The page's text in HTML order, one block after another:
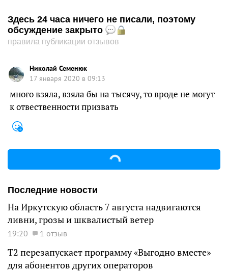
Здесь 24 часа ничего не писали, поэтому
обсуждение закрыто
правила публикации отзывов
Николай Семенюк
17 января 2020 в 09:13
много взяла, взяла бы на тысячу, то вроде не могут
к отвественности призвать
Последние новости
На Иркутскую область 7 августа надвигаются
ливни, грозы и шквалистый ветер
19:20 1 отзыв
Т2 перезапускает программу «Выгодно вместе»
для абонентов других операторов